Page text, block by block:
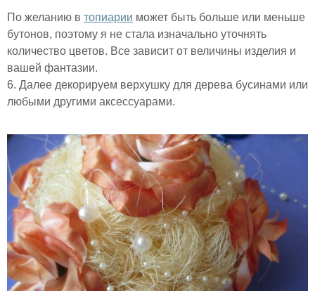
По желанию в топиарии может быть больше или меньше
бутонов, поэтому я не стала изначально уточнять
количество цветов. Все зависит от величины изделия и
вашей фантазии.
6. Далее декорируем верхушку для дерева бусинами или
любыми другими аксессуарами.